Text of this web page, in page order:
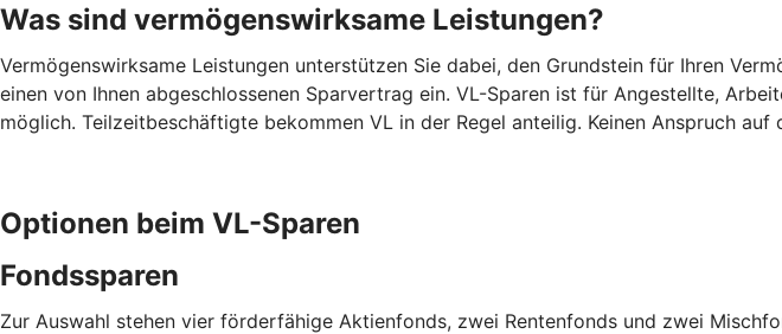
Was sind vermögenswirksame Leistungen?
Vermögenswirksame Leistungen unterstützen Sie dabei, den Grundstein für Ihren
einen von Ihnen abgeschlossenen Sparvertrag ein. VL-Sparen ist für Angestellte,
möglich. Teilzeitbeschäftigte bekommen VL in der Regel anteilig. Keinen Anspruch
Optionen beim VL-Sparen
Fondssparen
Zur Auswahl stehen vier förderfähige Aktienfonds, zwei Rentenfonds und zwei